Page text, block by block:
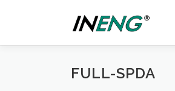
conteúdo
FULL-SPDA